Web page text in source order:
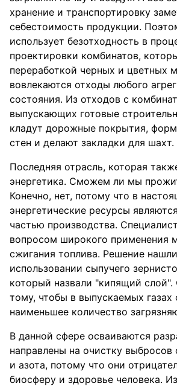
хранение и транспортировку
себестоимость продукции.
использует безотходность в
проектировки комбинатов,
переработкой черных и цветных
вовлекаются отходы любого
состояния. Из отходов с
выпускающих готовые
кладут дорожные покрытия,
стен и делают закладки для шахт.
Последняя отрасль, которая
энергетика. Сможем ли мы
Конечно, нет, потому что в
энергетические ресурсы
частью производства.
вопросом широкого применения
сжигания топлива. Решение
использовании сыпучего
который назвали "кипящий слой".
тому, чтобы в выпускаемых газах
наименьшее количество
В данной сфере осваиваются
направлены на очистку выбросов
и азота, потому что они
биосферу и здоровье человека.